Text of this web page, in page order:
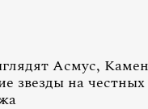
Асмус,
звезды на